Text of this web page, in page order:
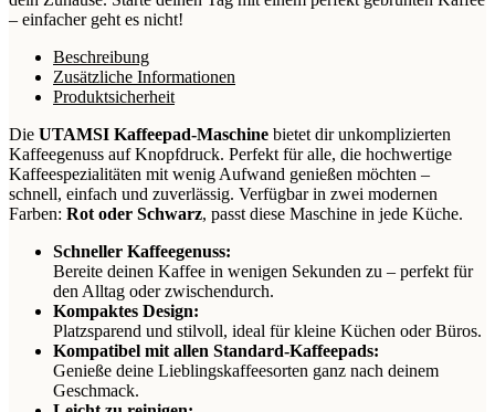
– einfacher geht es nicht!
Beschreibung
Zusätzliche Informationen
Produktsicherheit
Die UTAMSI Kaffeepad-Maschine bietet dir unkomplizierten
Kaffeegenuss auf Knopfdruck. Perfekt für alle, die hochwertige
Kaffeespezialitäten mit wenig Aufwand genießen möchten –
schnell, einfach und zuverlässig. Verfügbar in zwei modernen
Farben: Rot oder Schwarz, passt diese Maschine in jede Küche.
Schneller Kaffeegenuss:
Bereite deinen Kaffee in wenigen Sekunden zu – perfekt für
den Alltag oder zwischendurch.
Kompaktes Design:
Platzsparend und stilvoll, ideal für kleine Küchen oder Büros.
Kompatibel mit allen Standard-Kaffeepads:
Genieße deine Lieblingskaffeesorten ganz nach deinem
Geschmack.